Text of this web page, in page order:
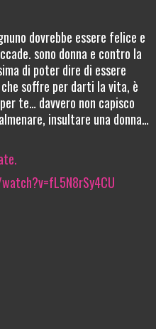
dovrebbe essere felice e
sono donna e contro la
di poter dire di essere
che soffre per darti la vita, è
te… davvero non capisco
insultare una donna…